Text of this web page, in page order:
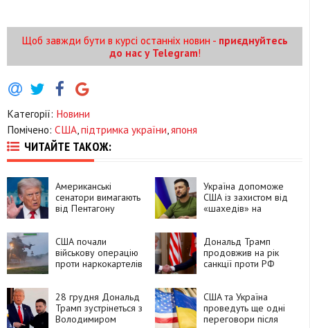
Щоб завжди бути в курсі останніх новин - приєднуйтесь
до нас у Telegram!
Категорії: Новини
Помічено: США підтримка україни японя
ЧИТАЙТЕ ТАКОЖ:
Американські
сенатори вимагають
від Пентагону
400 мільйонів
доларів
Україна допоможе
США із захистом від
«шахедів» на
США почали
військову операцію
проти наркокартелів
Дональд Трамп
продовжив на рік
санкції проти РФ
28 грудня Дональд
Трамп зустрінеться з
Володимиром
США та Україна
проведуть ще одні
переговори після